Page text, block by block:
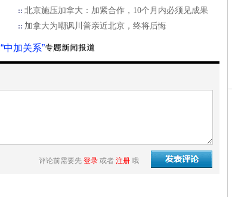
北京施压加拿大：加紧合作，10个月内必须见成果
加拿大为嘲讽川普亲近北京，终将后悔
“中加关系”
评论前需要先 登录 或者 注册 哦